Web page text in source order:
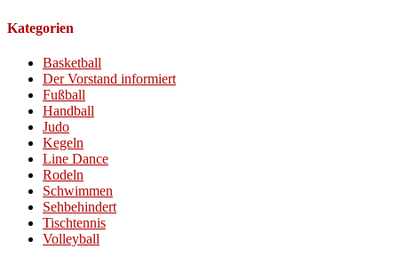
Kategorien
Basketball
Der Vorstand informiert
Fußball
Handball
Judo
Kegeln
Line Dance
Rodeln
Schwimmen
Sehbehindert
Tischtennis
Volleyball